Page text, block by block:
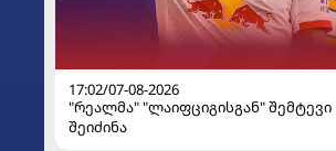
17:02/07-08-2026
"რეალმა" "ლაიფციგისგან"
შეიძინა